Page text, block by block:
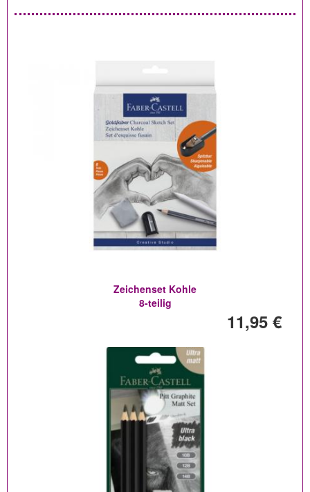
Zeichenset Kohle
8-teilig
11,95 €